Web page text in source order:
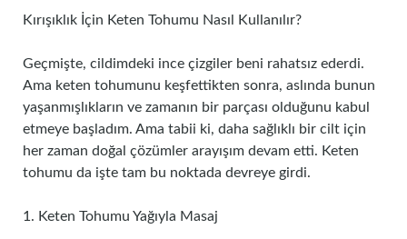
Kırışıklık İçin Keten Tohumu Nasıl Kullanılır?
Geçmişte, cildimdeki ince çizgiler beni rahatsız ederdi.
Ama keten tohumunu keşfettikten sonra, aslında bunun
yaşanmışlıkların ve zamanın bir parçası olduğunu kabul
etmeye başladım. Ama tabii ki, daha sağlıklı bir cilt için
her zaman doğal çözümler arayışım devam etti. Keten
tohumu da işte tam bu noktada devreye girdi.
1. Keten Tohumu Yağıyla Masaj